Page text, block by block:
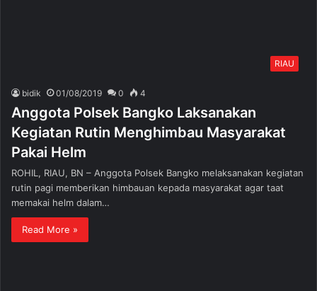
RIAU
bidik 01/08/2019 0 4
Anggota Polsek Bangko Laksanakan
Kegiatan Rutin Menghimbau Masyarakat
Pakai Helm
ROHIL, RIAU, BN – Anggota Polsek Bangko melaksanakan kegiatan
rutin pagi memberikan himbauan kepada masyarakat agar taat
memakai helm dalam…
Read More »